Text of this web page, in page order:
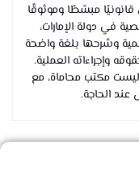
مبسّطًا وموثوقًا
في دولة الإمارات،
وشرحها بلغة واضحة
وإجراءاته العملية.
مكتب محاماة، مع
عند الحاجة.